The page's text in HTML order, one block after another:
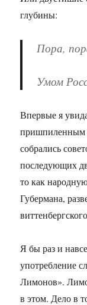
глубины:
Пора,
Умом
Впервые я
пришпиленным
собрались
последующих
то как
Губермана,
Я бы раз и
употребление
Лимонов».
в этом. Дело в